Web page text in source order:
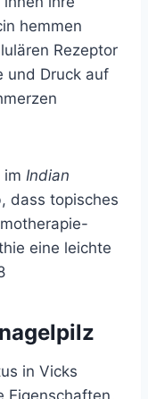
hemmen
Rezeptor
und Druck auf
im Indian
dass topisches
eine leichte
in Vicks